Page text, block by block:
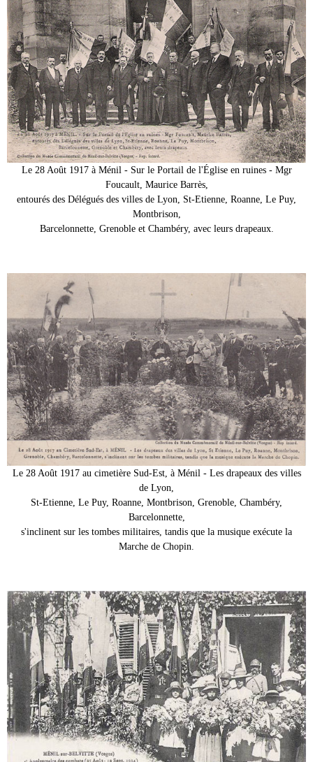
Le 28 Août 1917 à Ménil - Sur le Portail de l'Église en ruines - Mgr
Foucault, Maurice Barrès,
entourés des Délégués des villes de Lyon, St-Etienne, Roanne, Le Puy,
Montbrison,
Barcelonnette, Grenoble et Chambéry, avec leurs drapeaux.
Le 28 Août 1917 au cimetière Sud-Est, à Ménil - Les drapeaux des villes
de Lyon,
St-Etienne, Le Puy, Roanne, Montbrison, Grenoble, Chambéry,
Barcelonnette,
s'inclinent sur les tombes militaires, tandis que la musique exécute la
Marche de Chopin.